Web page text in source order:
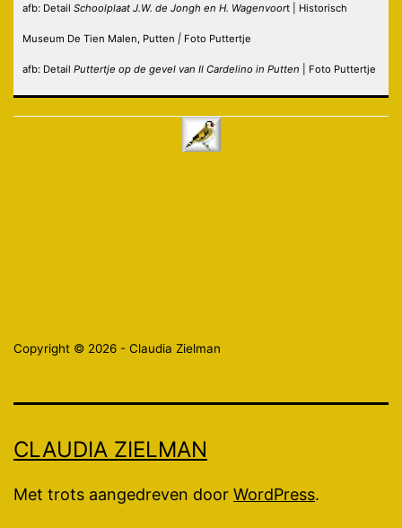
afb: Detail Schoolplaat J.W. de Jongh en H. Wagenvoort | Historisch
Museum De Tien Malen, Putten | Foto Puttertje
afb: Detail Puttertje op de gevel van Il Cardelino in Putten | Foto Puttertje
Copyright © 2026 - Claudia Zielman
CLAUDIA ZIELMAN
Met trots aangedreven door WordPress.